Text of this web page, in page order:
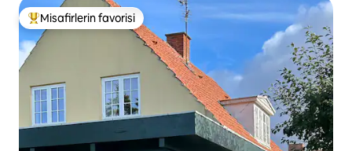
Misafirlerin favorilerinden en beğenilenler arasında
Misafirlerin favorisi